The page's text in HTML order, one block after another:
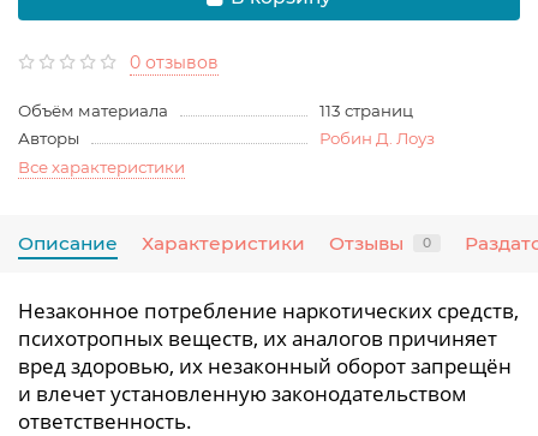
0 отзывов
Объём материала
113 страниц
Авторы
Робин Д. Лоуз
Все характеристики
Описание Характеристики Отзывы 0
Незаконное потребление наркотических средств,
психотропных веществ, их аналогов причиняет
вред здоровью, их незаконный оборот запрещён
и влечет установленную законодательством
ответственность.